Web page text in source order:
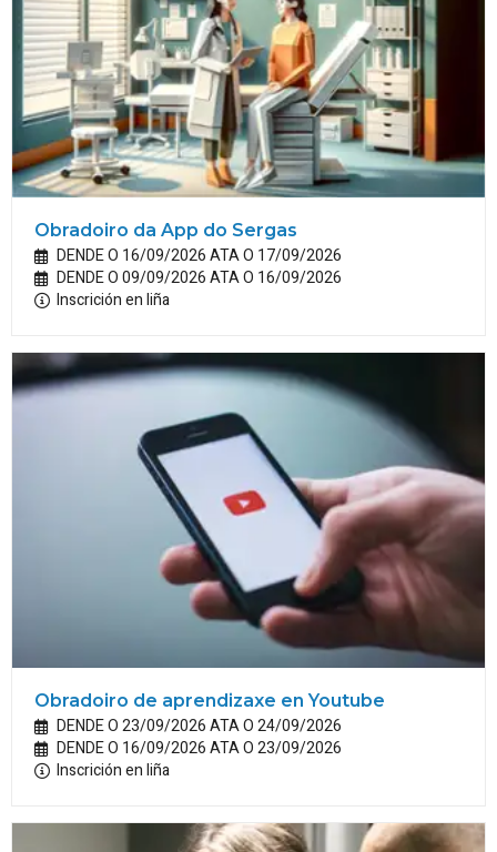
Obradoiro da App do Sergas
DENDE O 16/09/2026 ATA O 17/09/2026
DENDE O 09/09/2026 ATA O 16/09/2026
Inscrición en liña
Obradoiro de aprendizaxe en Youtube
DENDE O 23/09/2026 ATA O 24/09/2026
DENDE O 16/09/2026 ATA O 23/09/2026
Inscrición en liña